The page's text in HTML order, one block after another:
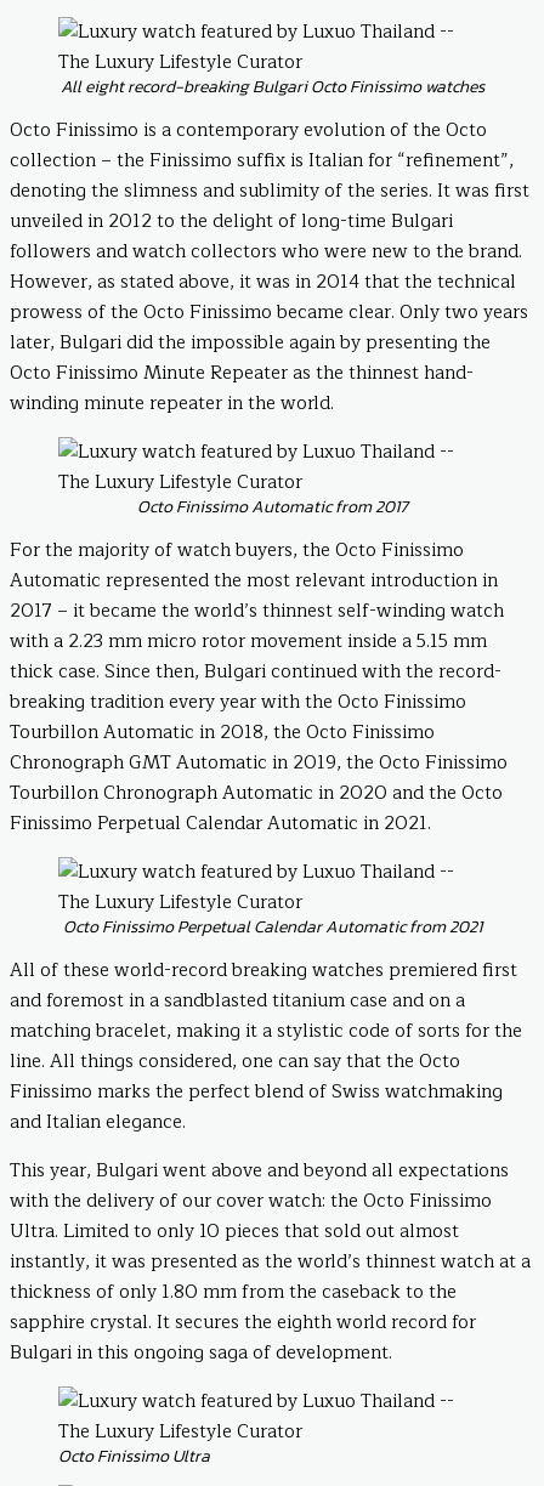
All eight record-breaking Bulgari Octo Finissimo watches
Octo Finissimo is a contemporary evolution of the Octo
collection – the Finissimo suffix is Italian for “refinement”,
denoting the slimness and sublimity of the series. It was first
unveiled in 2012 to the delight of long-time Bulgari
followers and watch collectors who were new to the brand.
However, as stated above, it was in 2014 that the technical
prowess of the Octo Finissimo became clear. Only two years
later, Bulgari did the impossible again by presenting the
Octo Finissimo Minute Repeater as the thinnest hand-
winding minute repeater in the world.
Octo Finissimo Automatic from 2017
For the majority of watch buyers, the Octo Finissimo
Automatic represented the most relevant introduction in
2017 – it became the world’s thinnest self-winding watch
with a 2.23 mm micro rotor movement inside a 5.15 mm
thick case. Since then, Bulgari continued with the record-
breaking tradition every year with the Octo Finissimo
Tourbillon Automatic in 2018, the Octo Finissimo
Chronograph GMT Automatic in 2019, the Octo Finissimo
Tourbillon Chronograph Automatic in 2020 and the Octo
Finissimo Perpetual Calendar Automatic in 2021.
Octo Finissimo Perpetual Calendar Automatic from 2021
All of these world-record breaking watches premiered first
and foremost in a sandblasted titanium case and on a
matching bracelet, making it a stylistic code of sorts for the
line. All things considered, one can say that the Octo
Finissimo marks the perfect blend of Swiss watchmaking
and Italian elegance.
This year, Bulgari went above and beyond all expectations
with the delivery of our cover watch: the Octo Finissimo
Ultra. Limited to only 10 pieces that sold out almost
instantly, it was presented as the world’s thinnest watch at a
thickness of only 1.80 mm from the caseback to the
sapphire crystal. It secures the eighth world record for
Bulgari in this ongoing saga of development.
Octo Finissimo Ultra